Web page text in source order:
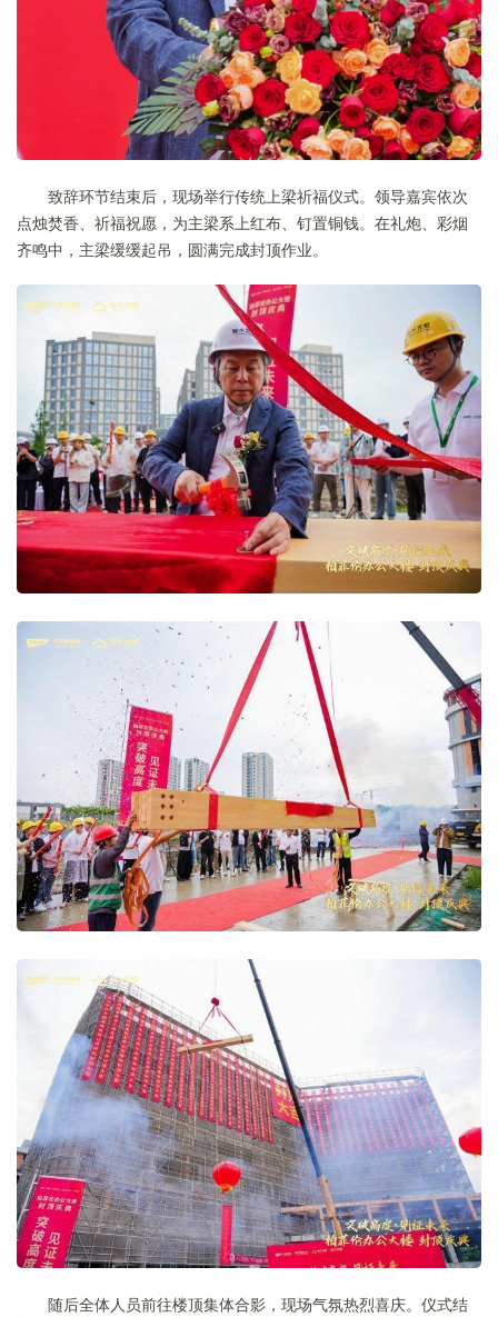
致辞环节结束后，现场举行传统上梁祈福仪式。领导嘉宾依次
点烛焚香、祈福祝愿，为主梁系上红布、钉置铜钱。在礼炮、彩烟
齐鸣中，主梁缓缓起吊，圆满完成封顶作业。
随后全体人员前往楼顶集体合影，现场气氛热烈喜庆。仪式结